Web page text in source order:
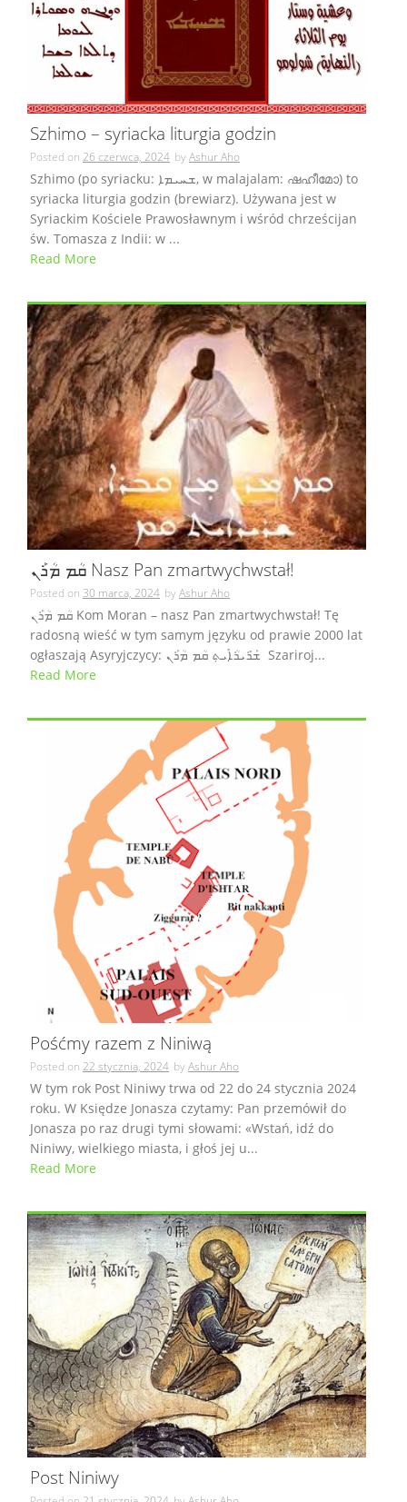
Szhimo – syriacka liturgia godzin
Posted on 26 czerwca, 2024 byAshur Aho
Szhimo (po syriacku: ܫܚܝܡܐ, w malajalam: ഷഹീമോ) to
syriacka liturgia godzin (brewiarz). Używana jest w
Syriackim Kościele Prawosławnym i wśród chrześcijan
św. Tomasza z Indii: w ...
Read More
ܩܳܡ ܡܳܪܰܢ Nasz Pan zmartwychwstał!
Posted on 30 marca, 2024 byAshur Aho
ܩܳܡ ܡܳܪܰܢ Kom Moran – nasz Pan zmartwychwstał! Tę
radosną wieść w tym samym języku od prawie 2000 lat
ogłaszają Asyryjczycy: ܫܰܪܺܝܪܳܐܺܝܬܼ ܩܳܡ ܡܳܪܰܢ Szariroj...
Read More
Pośćmy razem z Niniwą
Posted on 22 stycznia, 2024 byAshur Aho
W tym rok Post Niniwy trwa od 22 do 24 stycznia 2024
roku. W Księdze Jonasza czytamy: Pan przemówił do
Jonasza po raz drugi tymi słowami: «Wstań, idź do
Niniwy, wielkiego miasta, i głoś jej u...
Read More
Post Niniwy